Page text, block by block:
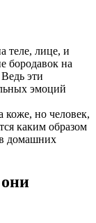
теле, лице, и
бородавок на
эти
эмоций
коже, но человек,
каким образом
домашних